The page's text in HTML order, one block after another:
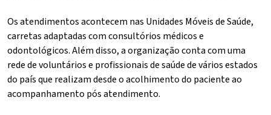
Os atendimentos acontecem nas Unidades Móveis de Saúde,
carretas adaptadas com consultórios médicos e
odontológicos. Além disso, a organização conta com uma
rede de voluntários e profissionais de saúde de vários estados
do país que realizam desde o acolhimento do paciente ao
acompanhamento pós atendimento.